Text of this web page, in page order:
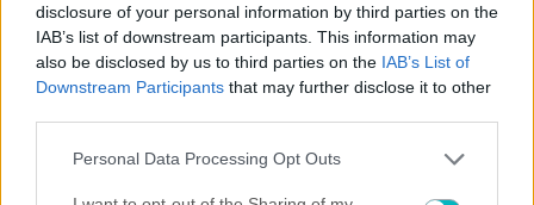
disclosure of your personal information by third parties on the
IAB’s list of downstream participants. This information may
also be disclosed by us to third parties on the IAB’s List of
Downstream Participants that may further disclose it to other
Please note that this website/app uses one or more Google
Personal Data Processing Opt Outs
08/08/2026 | 19:44:05
ΔΙΕΘΝΗ
Παρί Σεν Ζερμέν: Σε προχωρημένες επαφές με την